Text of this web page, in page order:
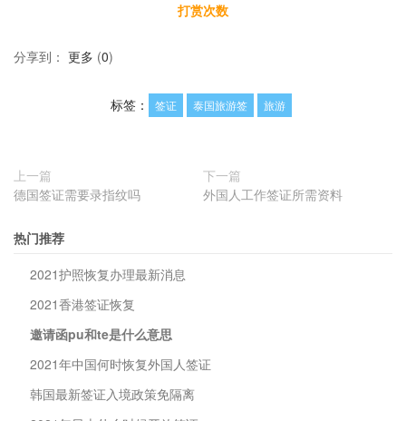
打赏次数
分享到： 更多 (0)
标签： 签证 泰国旅游签 旅游
上一篇
德国签证需要录指纹吗
下一篇
外国人工作签证所需资料
热门推荐
2021护照恢复办理最新消息
2021香港签证恢复
邀请函pu和te是什么意思
2021年中国何时恢复外国人签证
韩国最新签证入境政策免隔离